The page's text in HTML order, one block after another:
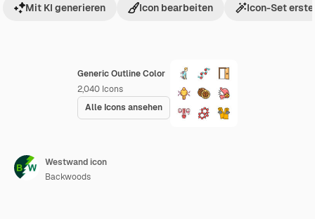
Generic Outline Color
2,040 Icons
Alle Icons ansehen
Mit KI generieren Icon bearbeiten Icon-Set
Westwand icon
Backwoods